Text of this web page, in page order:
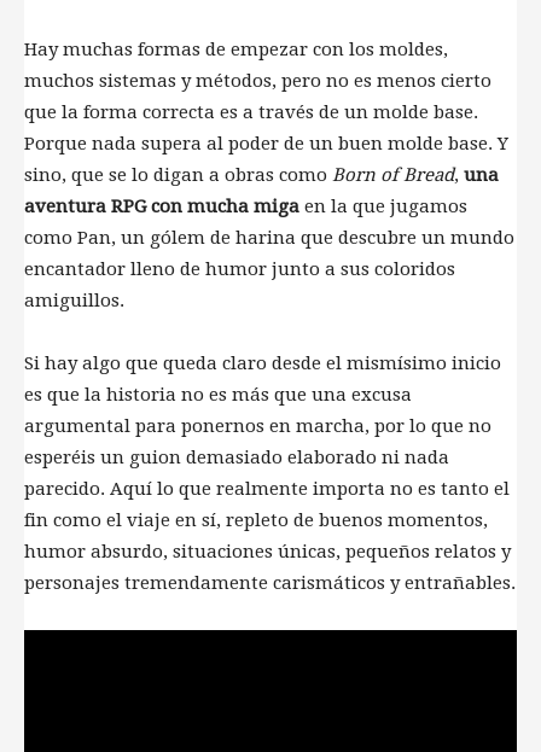
Hay muchas formas de empezar con los moldes,
muchos sistemas y métodos, pero no es menos cierto
que la forma correcta es a través de un molde base.
Porque nada supera al poder de un buen molde base. Y
sino, que se lo digan a obras como Born of Bread, una
aventura RPG con mucha miga en la que jugamos
como Pan, un gólem de harina que descubre un mundo
encantador lleno de humor junto a sus coloridos
amiguillos.
Si hay algo que queda claro desde el mismísimo inicio
es que la historia no es más que una excusa
argumental para ponernos en marcha, por lo que no
esperéis un guion demasiado elaborado ni nada
parecido. Aquí lo que realmente importa no es tanto el
fin como el viaje en sí, repleto de buenos momentos,
humor absurdo, situaciones únicas, pequeños relatos y
personajes tremendamente carismáticos y entrañables.